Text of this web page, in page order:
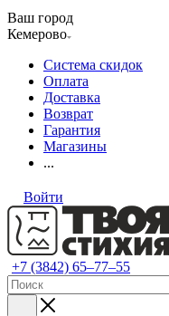
Ваш город
Кемерово
Система скидок
Оплата
Доставка
Возврат
Гарантия
Магазины
...
Войти
+7 (3842) 65–77–55